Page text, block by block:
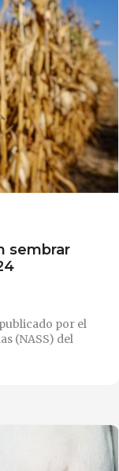
sembrar
por el
(NASS) del